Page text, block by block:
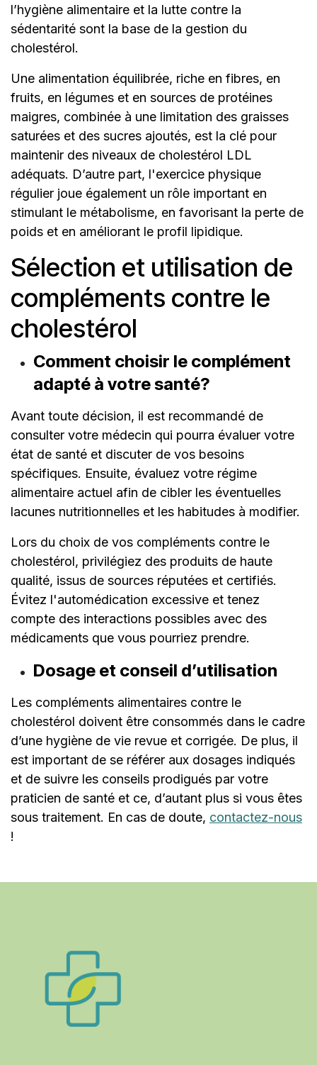
l’hygiène alimentaire et la lutte contre la
sédentarité sont la base de la gestion du
cholestérol.
Une alimentation équilibrée, riche en fibres, en
fruits, en légumes et en sources de protéines
maigres, combinée à une limitation des graisses
saturées et des sucres ajoutés, est la clé pour
maintenir des niveaux de cholestérol LDL
adéquats. D’autre part, l'exercice physique
régulier joue également un rôle important en
stimulant le métabolisme, en favorisant la perte de
poids et en améliorant le profil lipidique.
Sélection et utilisation de
compléments contre le
cholestérol
Comment choisir le complément
adapté à votre santé?
Avant toute décision, il est recommandé de
consulter votre médecin qui pourra évaluer votre
état de santé et discuter de vos besoins
spécifiques. Ensuite, évaluez votre régime
alimentaire actuel afin de cibler les éventuelles
lacunes nutritionnelles et les habitudes à modifier.
Lors du choix de vos compléments contre le
cholestérol, privilégiez des produits de haute
qualité, issus de sources réputées et certifiés.
Évitez l'automédication excessive et tenez
compte des interactions possibles avec des
médicaments que vous pourriez prendre.
Dosage et conseil d’utilisation
Les compléments alimentaires contre le
cholestérol doivent être consommés dans le cadre
d’une hygiène de vie revue et corrigée. De plus, il
est important de se référer aux dosages indiqués
et de suivre les conseils prodigués par votre
praticien de santé et ce, d’autant plus si vous êtes
sous traitement. En cas de doute, contactez-nous
!